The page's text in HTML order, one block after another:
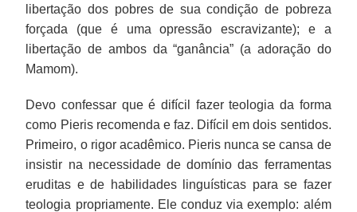
libertação dos pobres de sua condição de pobreza
forçada (que é uma opressão escravizante); e a
libertação de ambos da “ganância” (a adoração do
Mamom).
Devo confessar que é difícil fazer teologia da forma
como Pieris recomenda e faz. Difícil em dois sentidos.
Primeiro, o rigor acadêmico. Pieris nunca se cansa de
insistir na necessidade de domínio das ferramentas
eruditas e de habilidades linguísticas para se fazer
teologia propriamente. Ele conduz via exemplo: além